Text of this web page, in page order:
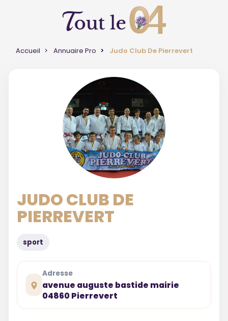
Accueil Annuaire Pro Judo Club De Pierrevert
JUDO CLUB DE
PIERREVERT
sport
Adresse
avenue auguste bastide mairie
04860 Pierrevert